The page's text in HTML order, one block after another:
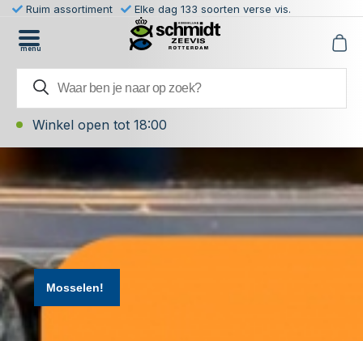
Ruim assortiment Elke dag 133 soorten verse vis.
menu
Winkel open tot 18:00
Mosselen!